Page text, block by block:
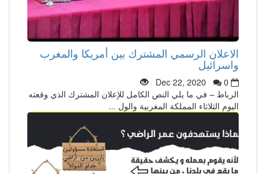
الاعلان الرسمي المشترك بين أمريكا والمغرب
واسرائيل
Dec 22, 2020
0
الرباط – في ما يلي النص الكامل للإعلان المشترك الذي وقعته
اليوم الثلاثاء المملكة المغربية والول ...